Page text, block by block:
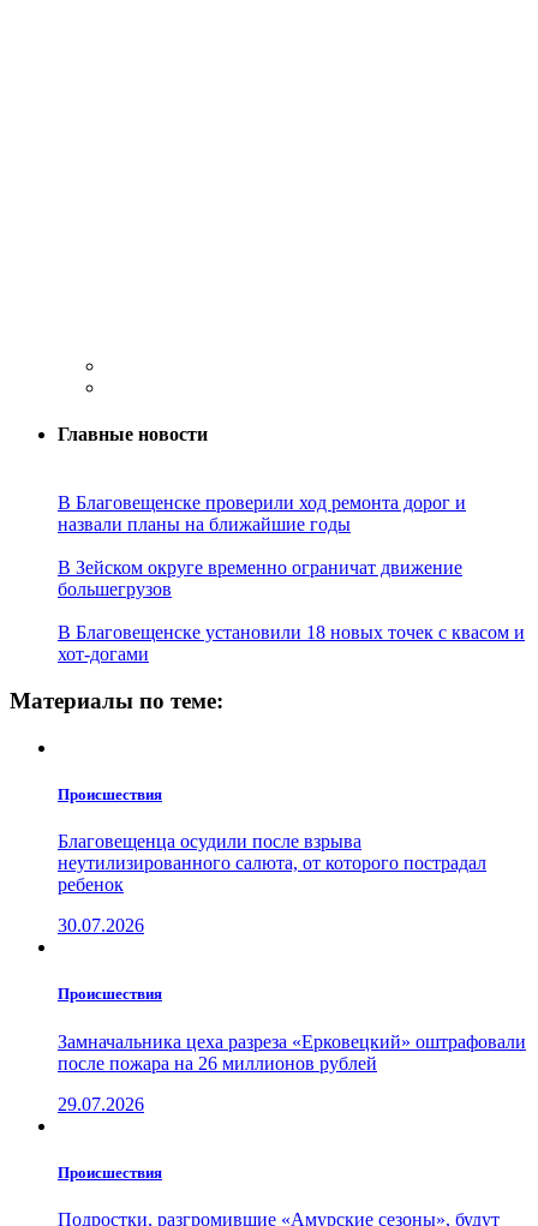
Главные новости
В Благовещенске проверили ход ремонта дорог и
назвали планы на ближайшие годы
В Зейском округе временно ограничат движение
большегрузов
В Благовещенске установили 18 новых точек с квасом и
хот-догами
Материалы по теме:
Проиcшествия
Благовещенца осудили после взрыва
неутилизированного салюта, от которого пострадал
ребенок
30.07.2026
Проиcшествия
Замначальника цеха разреза «Ерковецкий» оштрафовали
после пожара на 26 миллионов рублей
29.07.2026
Проиcшествия
Подростки, разгромившие «Амурские сезоны», будут